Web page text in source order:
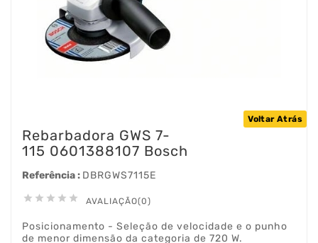
Voltar Atrás
Rebarbadora GWS 7-
115 0601388107 Bosch
Referência : DBRGWS7115E
     AVALIAÇÃO(0)
Posicionamento - Seleção de velocidade e o punho
de menor dimensão da categoria de 720 W.